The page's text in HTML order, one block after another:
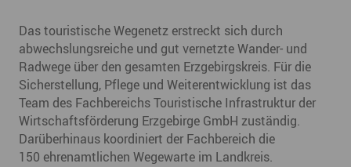
Das touristische Wegenetz erstreckt sich durch
abwechslungsreiche und gut vernetzte Wander- und
Radwege über den gesamten Erzgebirgskreis. Für die
Sicherstellung, Pflege und Weiterentwicklung ist das
Team des Fachbereichs Touristische Infrastruktur der
Wirtschaftsförderung Erzgebirge GmbH zuständig.
Darüberhinaus koordiniert der Fachbereich die
150 ehrenamtlichen Wegewarte im Landkreis.